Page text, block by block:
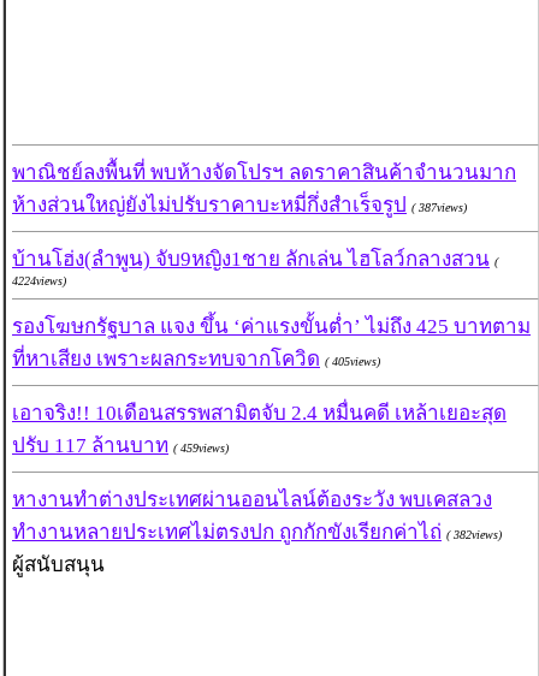
พาณิชย์ลงพื้นที่ พบห้างจัดโปรฯ ลดราคาสินค้าจำนวนมาก
ห้างส่วนใหญ่ยังไม่ปรับราคาบะหมี่กึ่งสำเร็จรูป ( 387views)
บ้านโฮ่ง(ลำพูน) จับ9หญิง1ชาย ลักเล่น ไฮโลว์กลางสวน (
4224views)
รองโฆษกรัฐบาล แจง ขึ้น ‘ค่าแรงขั้นต่ำ’ ไม่ถึง 425 บาทตาม
ที่หาเสียง เพราะผลกระทบจากโควิด ( 405views)
เอาจริง!! 10เดือนสรรพสามิตจับ 2.4 หมื่นคดี เหล้าเยอะสุด
ปรับ 117 ล้านบาท ( 459views)
หางานทำต่างประเทศผ่านออนไลน์ต้องระวัง พบเคสลวง
ทำงานหลายประเทศไม่ตรงปก ถูกกักขังเรียกค่าไถ่ ( 382views)
ผู้สนับสนุน